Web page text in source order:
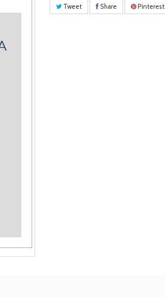
Tweet Share Pinterest